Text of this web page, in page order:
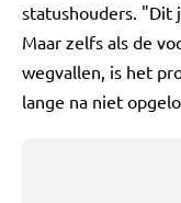
statushouders. "Dit
Maar zelfs als de
wegvallen, is het
lange na niet